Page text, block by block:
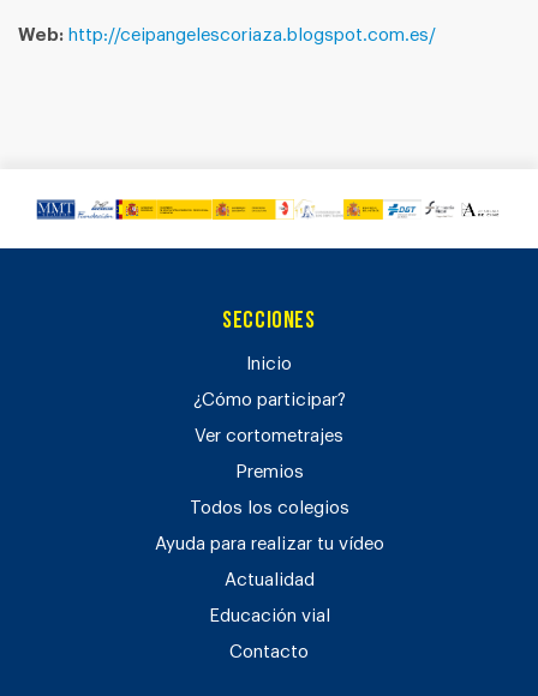
Web: http://ceipangelescoriaza.blogspot.com.es/
Secciones
Inicio
¿Cómo participar?
Ver cortometrajes
Premios
Todos los colegios
Ayuda para realizar tu vídeo
Actualidad
Educación vial
Contacto